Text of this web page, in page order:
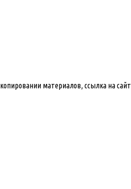
материалов, ссылка на сайт